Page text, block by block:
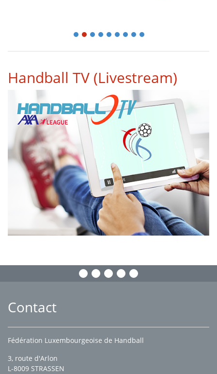
1 2 3 4 5 6 7 8 9
Handball TV (Livestream)
Contact
Fédération Luxembourgeoise de Handball
3, route d'Arlon
L-8009 STRASSEN